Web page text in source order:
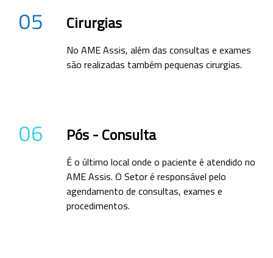
05 Cirurgias
No AME Assis, além das consultas e exames
são realizadas também pequenas cirurgias.
06 Pós - Consulta
É o último local onde o paciente é atendido no
AME Assis. O Setor é responsável pelo
agendamento de consultas, exames e
procedimentos.